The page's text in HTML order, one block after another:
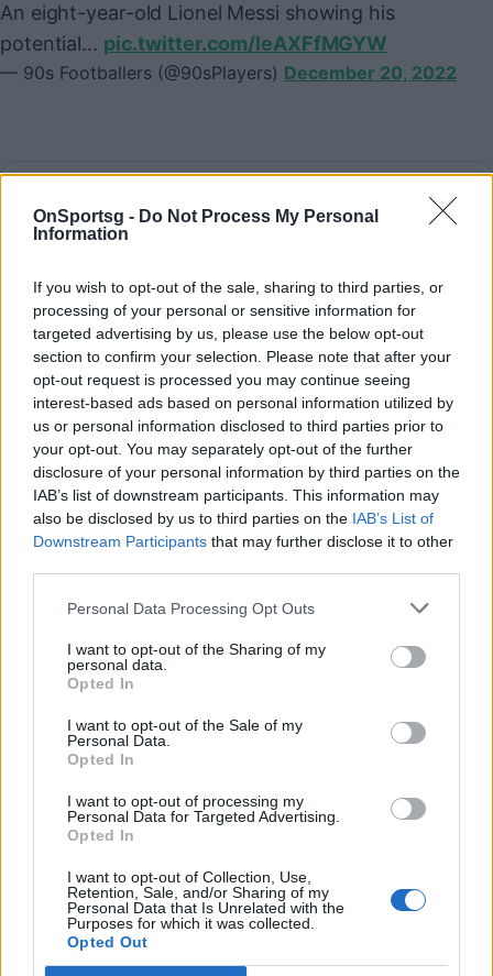
OnSportsg - Do Not Process My Personal
Information
If you wish to opt-out of the sale, sharing to third parties, or
processing of your personal or sensitive information for
targeted advertising by us, please use the below opt-out
section to confirm your selection. Please note that after your
opt-out request is processed you may continue seeing
interest-based ads based on personal information utilized by
us or personal information disclosed to third parties prior to
your opt-out. You may separately opt-out of the further
disclosure of your personal information by third parties on the
IAB’s list of downstream participants. This information may
also be disclosed by us to third parties on the IAB’s List of
Downstream Participants that may further disclose it to other
Personal Data Processing Opt Outs
I want to opt-out of the Sharing of my
personal data.
Opted In
I want to opt-out of the Sale of my
Personal Data.
Opted In
I want to opt-out of processing my
Personal Data for Targeted Advertising.
Opted In
I want to opt-out of Collection, Use,
Retention, Sale, and/or Sharing of my
Personal Data that Is Unrelated with the
Purposes for which it was collected.
Opted Out
An eight-year-old Lionel Messi showing his
potential... pic.twitter.com/leAXFfMGYW
— 90s Footballers (@90sPlayers) December 20, 2022
νέο Mobile App
54
SHARES
ΜΟΥΝΤΙΑΛ 2022 WORLD CUP 2022
ΠΑΓΚΟΣΜΙΟ ΚΥΠΕΛΛΟ ΠΟΔΟΣΦΑΙΡΟΥ 2022
ΠΑΓΚΟΣΜΙΟ ΚΥΠΕΛΛΟ 2022 MUNDIAL 2022
ΜΟΥΝΤΙΑΛ ΑΡΓΕΝΤΙΝΗ
COMMENTS
Συνδεθείτε για να σχολιάσετε
LATEST NEWS
OPINION
Το εύκολο θα ήταν η σκοπιμότητα, άνετες προκρίσεις